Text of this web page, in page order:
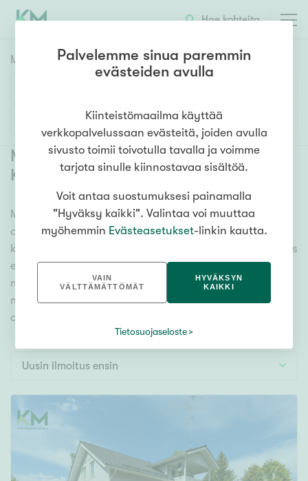
Hae kohteita
Myyntikohteet
1h 2h 3h 4h 5h+
Asuntotyyppi
Kerros-/luhtitalo
Rivitalo/paritalo
Omakoti-/erillistalo
Maa- tai metsätila
Vapaa-ajan asunto
Lisää hakuehtoja
Myytävät asunnot Riihimäki
Koivuranta (1)
Meiltä löydät myytävät asunnot Riihimäki Koivuranta,
oli tarpeesi mikä vain! Tuhansien kohteiden ja satojen
kiinteistönvälittäjien verkostomme auttaa sinua kenties
elämäsi tärkeimmässä päätöksessä. Katso alta kaikki
myytävät asunnot Riihimäki Koivuranta. Hyödynnä
myös kätevää hakutyökaluamme, jonka avulla löydät
omien toiveidesi mukaisen kodin.
Uusin ilmoitus ensin
Palvelemme sinua paremmin
evästeiden avulla
Kiinteistömaailma käyttää
verkkopalvelussaan evästeitä, joiden avulla
sivusto toimii toivotulla tavalla ja voimme
tarjota sinulle kiinnostavaa sisältöä.
Voit antaa suostumuksesi painamalla
"Hyväksy kaikki". Valintaa voi muuttaa
myöhemmin Evästeasetukset-linkin kautta.
VAIN
VÄLTTÄMÄTTÖMÄT
HYVÄKSYN
KAIKKI
Tietosuojaseloste